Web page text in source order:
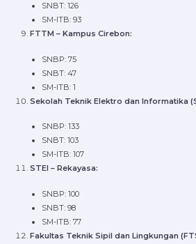
SNBT: 126
SM-ITB: 93
FTTM – Kampus Cirebon:
SNBP: 75
SNBT: 47
SM-ITB: 1
Sekolah Teknik Elektro dan Informatika
SNBP: 133
SNBT: 103
SM-ITB: 107
STEI – Rekayasa:
SNBP: 100
SNBT: 98
SM-ITB: 77
Fakultas Teknik Sipil dan Lingkungan